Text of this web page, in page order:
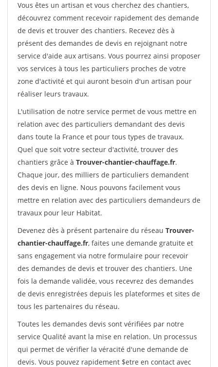
Vous êtes un artisan et vous cherchez des chantiers,
découvrez comment recevoir rapidement des demande
de devis et trouver des chantiers. Recevez dès à
présent des demandes de devis en rejoignant notre
service d'aide aux artisans. Vous pourrez ainsi proposer
vos services à tous les particuliers proches de votre
zone d'activité et qui auront besoin d'un artisan pour
réaliser leurs travaux.
L'utilisation de notre service permet de vous mettre en
relation avec des particuliers demandant des devis
dans toute la France et pour tous types de travaux.
Quel que soit votre secteur d'activité, trouver des
chantiers grâce à Trouver-chantier-chauffage.fr.
Chaque jour, des milliers de particuliers demandent
des devis en ligne. Nous pouvons facilement vous
mettre en relation avec des particuliers demandeurs de
travaux pour leur Habitat.
Devenez dès à présent partenaire du réseau Trouver-
chantier-chauffage.fr, faites une demande gratuite et
sans engagement via notre formulaire pour recevoir
des demandes de devis et trouver des chantiers. Une
fois la demande validée, vous recevrez des demandes
de devis enregistrées depuis les plateformes et sites de
tous les partenaires du réseau.
Toutes les demandes devis sont vérifiées par notre
service Qualité avant la mise en relation. Un processus
qui permet de vérifier la véracité d'une demande de
devis. Vous pouvez rapidement $etre en contact avec